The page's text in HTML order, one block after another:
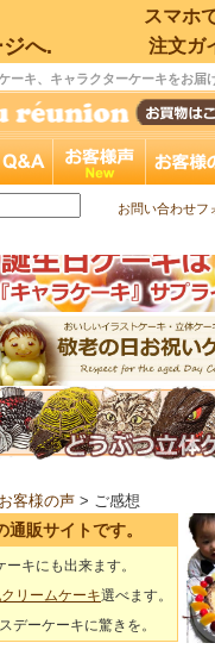
へ.
スマホ
注文ガ
ーキ、キャラクターケーキをお届
お問い合わせフ
客様の声 > ご感想
販サイトです。
キにも出来ます。
リームケーキ選べます。
デーケーキに驚きを。